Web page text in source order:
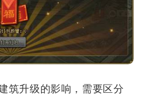
筑升级的影响，需要区分